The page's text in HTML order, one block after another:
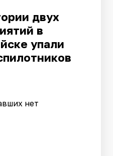
двух
в
упали
нет